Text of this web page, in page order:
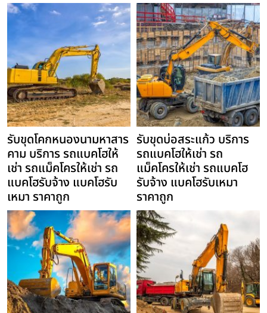
รับขุดโคกหนองนามหาสาร
คาม บริการ รถแบคโฮให้
เช่า รถแม็คโครให้เช่า รถ
แบคโฮรับจ้าง แบคโฮรับ
เหมา ราคาถูก
รับขุดบ่อสระแก้ว บริการ
รถแบคโฮให้เช่า รถ
แม็คโครให้เช่า รถแบคโฮ
รับจ้าง แบคโฮรับเหมา
ราคาถูก